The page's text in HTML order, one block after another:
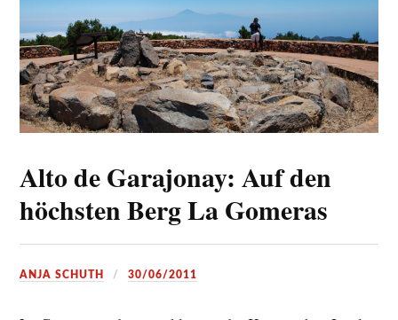
Alto de Garajonay: Auf den
höchsten Berg La Gomeras
ANJA SCHUTH 30/06/2011